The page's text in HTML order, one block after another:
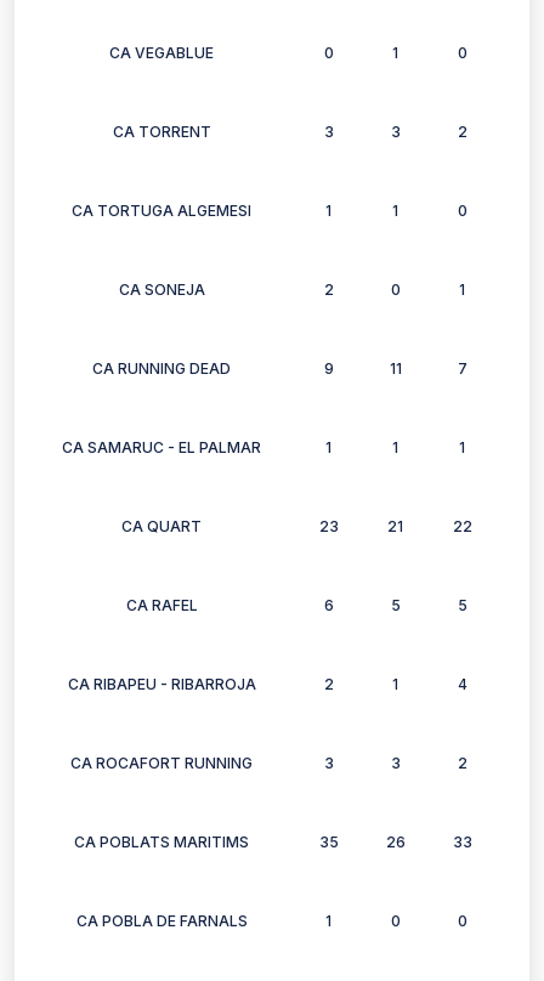
CA VEGABLUE 0 1 0
CA TORRENT 3 3 2
CA TORTUGA ALGEMESI 1 1 0
CA SONEJA 2 0 1
CA RUNNING DEAD 9 11 7
CA SAMARUC - EL PALMAR 1 1 1
CA QUART 23 21 22
CA RAFEL 6 5 5
CA RIBAPEU - RIBARROJA 2 1 4
CA ROCAFORT RUNNING 3 3 2
CA POBLATS MARITIMS 35 26 33
CA POBLA DE FARNALS 1 0 0